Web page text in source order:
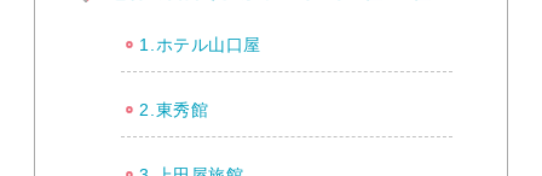
1.ホテル山口屋
2.東秀館